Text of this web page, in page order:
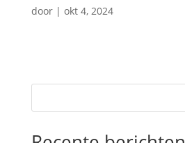
door | okt 4, 2024